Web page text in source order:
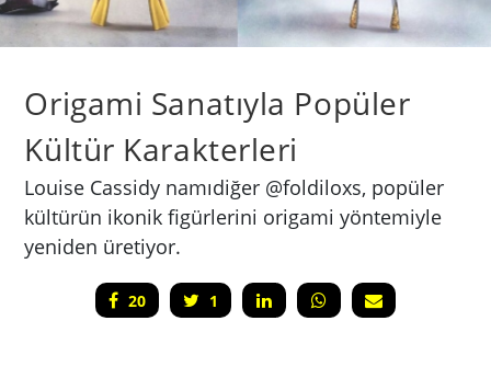
Origami Sanatıyla Popüler
Kültür Karakterleri
Louise Cassidy namıdiğer @foldiloxs, popüler
kültürün ikonik figürlerini origami yöntemiyle
yeniden üretiyor.
20 1